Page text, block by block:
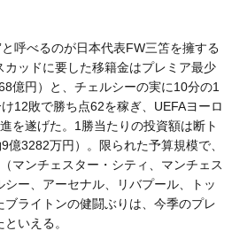
呼べるのが日本代表FW三笘を擁する
ッドに要した移籍金はプレミア最少
億円）と、チェルシーの実に10分の1
12敗で勝ち点62を稼ぎ、UEFAヨーロ
を遂げた。1勝当たりの投資額は断ト
億3282万円）。限られた予算規模で、
マンチェスター・シティ、マンチェス
ー、アーセナル、リバプール、トッ
ライトンの健闘ぶりは、今季のプレ
いえる。